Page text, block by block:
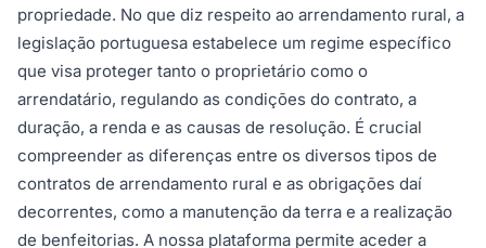
propriedade. No que diz respeito ao arrendamento rural, a
legislação portuguesa estabelece um regime específico
que visa proteger tanto o proprietário como o
arrendatário, regulando as condições do contrato, a
duração, a renda e as causas de resolução. É crucial
compreender as diferenças entre os diversos tipos de
contratos de arrendamento rural e as obrigações daí
decorrentes, como a manutenção da terra e a realização
de benfeitorias. A nossa plataforma permite aceder a